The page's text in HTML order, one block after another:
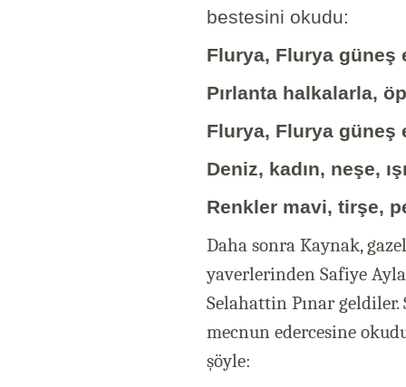
bestesini okudu:
Flurya, Flurya güneş
Pırlanta halkalarla,
Flurya, Flurya güneş
Deniz, kadın, neşe,
Renkler mavi, tirşe,
Daha sonra Kaynak,
yaverlerinden Safiye
Selahattin Pınar geldiler.
mecnun edercesine
şöyle: